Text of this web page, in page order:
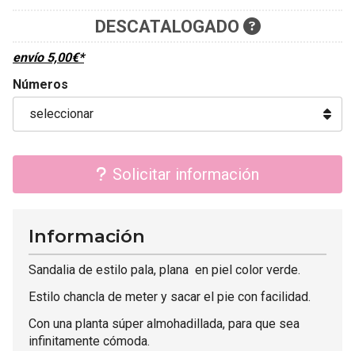
DESCATALOGADO
envío 5,00€*
Números
Solicitar información
Información
Sandalia de estilo pala, plana en piel color verde.
Estilo chancla de meter y sacar el pie con facilidad.
Con una planta súper almohadillada, para que sea
infinitamente cómoda.